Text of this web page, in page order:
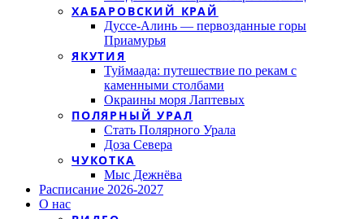
ХАБАРОВСКИЙ КРАЙ
Дуссе-Алинь — первозданные горы
Приамурья
ЯКУТИЯ
Туймаада: путешествие по рекам с
каменными столбами
Окраины моря Лаптевых
ПОЛЯРНЫЙ УРАЛ
Стать Полярного Урала
Доза Севера
ЧУКОТКА
Мыс Дежнёва
Расписание 2026-2027
О нас